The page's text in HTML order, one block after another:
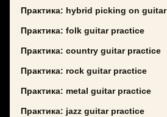
Практика: hybrid picking on guitar
Практика: folk guitar practice
Практика: country guitar practice
Практика: rock guitar practice
Практика: metal guitar practice
Практика: jazz guitar practice